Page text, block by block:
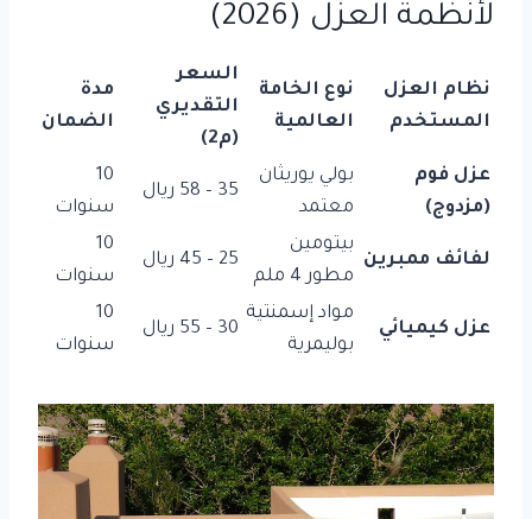
لأنظمة العزل (2026)
نظام العزل
المستخدم
نوع الخامة
العالمية
السعر
التقديري
(م2)
مدة
الضمان
عزل فوم
(مزدوج)
بولي يوريثان
معتمد
35 – 58 ريال
10
سنوات
لفائف ممبرين
بيتومين
مطور 4 ملم
25 – 45 ريال
10
سنوات
عزل كيميائي
مواد إسمنتية
بوليمرية
30 – 55 ريال
10
سنوات